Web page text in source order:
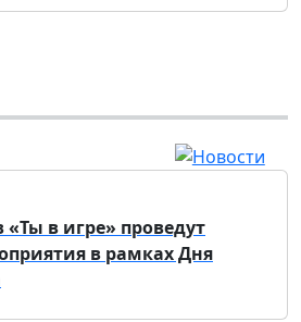
в игре» проведут
в рамках Дня